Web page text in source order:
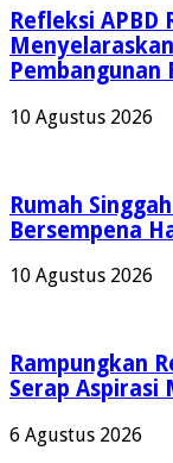
Refleksi APBD
Pembangunan
10 Agustus 2026
Rumah
Bersempena
10 Agustus 2026
Rampungkan
Serap Aspirasi
6 Agustus 2026